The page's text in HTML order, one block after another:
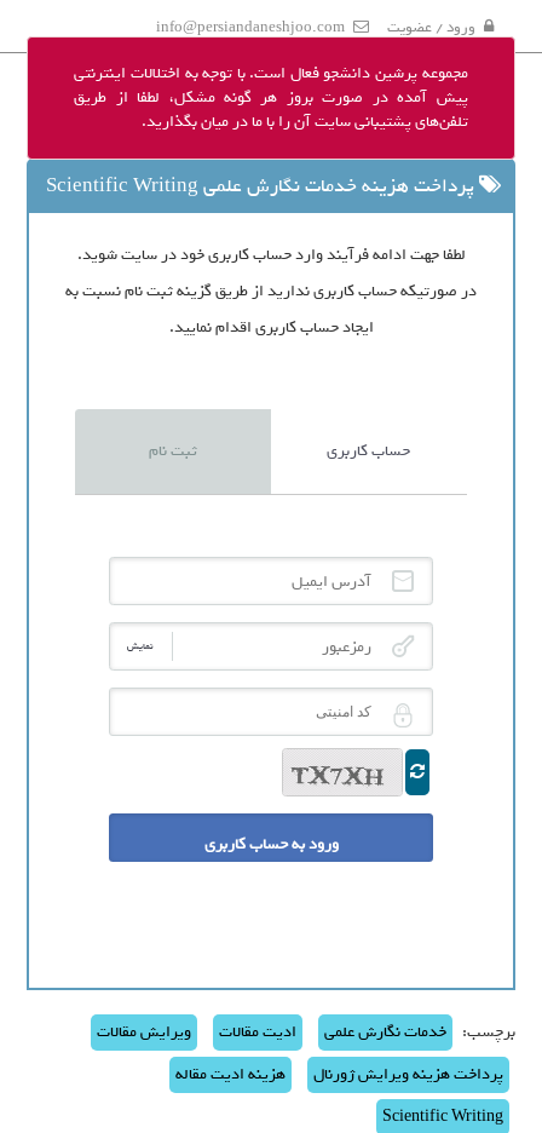
مجموعه پرشین دانشجو فعال است. با توجه به اختلالات اینترنتی
پیش آمده در صورت بروز هر گونه مشکل، لطفا از طریق
تلفن‌های پشتیبانی سایت آن را با ما در میان بگذارید.
ورود / عضویت info@persiandaneshjoo.com
پرداخت هزینه خدمات نگارش علمی Scientific Writing
لطفا جهت ادامه فرآیند وارد حساب کاربری خود در سایت شوید.
در صورتیکه حساب کاربری ندارید از طریق گزینه ثبت نام نسبت به
ایجاد حساب کاربری اقدام نمایید.
حساب کاربری ثبت نام
آدرس ایمیل
رمزعبور نمایش
کد امنیتی
برچسب: خدمات نگارش علمی ادیت مقالات
ویرایش مقالات
پرداخت هزینه ویرایش ژورنال
هزینه ادیت مقاله
Scientific Writing